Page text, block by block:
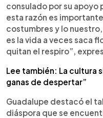
consulado por su apoyo
esta razón es
costumbres y lo
es la vida a veces saca
quitan el respiro”,
Lee también: La cultura
ganas de despertar”
Guadalupe destacó el
diáspora que se